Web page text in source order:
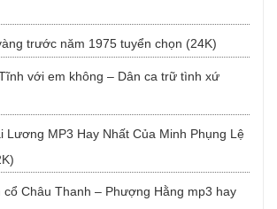
trước năm 1975 tuyển chọn (24K)
với em không – Dân ca trữ tình xứ
Lương MP3 Hay Nhất Của Minh Phụng Lệ
cổ Châu Thanh – Phượng Hằng mp3 hay